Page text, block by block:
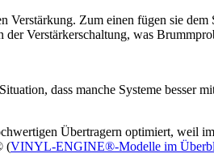
Verstärkung. Zum einen fügen sie
Verstärkerschaltung, was
dass manche Systeme besser
Übertragern optimiert, weil
(VINYL-ENGINE®-Modelle im